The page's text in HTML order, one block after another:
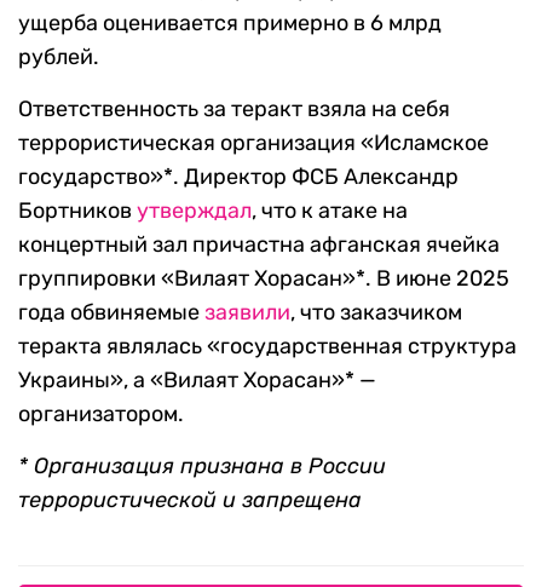
ущерба оценивается примерно в 6 млрд
рублей.
Ответственность за теракт взяла на себя
террористическая организация «Исламское
государство»*. Директор ФСБ Александр
Бортников утверждал, что к атаке на
концертный зал причастна афганская ячейка
группировки «Вилаят Хорасан»*. В июне 2025
года обвиняемыезаявили, что заказчиком
теракта являлась «государственная структура
Украины», а «Вилаят Хорасан»* —
организатором.
* Организация признана в России
террористической и запрещена